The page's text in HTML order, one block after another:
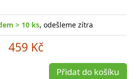
> 10 ks, odešleme zítra
459 Kč
Přidat do košíku
, odešleme zítra
Přidat do košíku -